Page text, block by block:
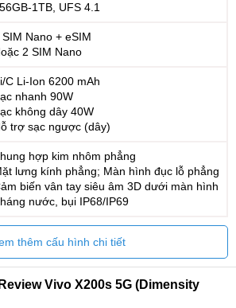
1TB, UFS 4.1
SIM Nano + eSIM
2 SIM Nano
C Li-Ion 6200 mAh
nhanh 90W
không dây 40W
trợ sạc ngược (dây)
hợp kim nhôm phẳng
lưng kính phẳng; Màn hình đục lỗ phẳng
biến vân tay siêu âm 3D dưới màn hình
nước, bụi IP68/IP69
thêm cấu hình chi tiết
Vivo X200s 5G (Dimensity